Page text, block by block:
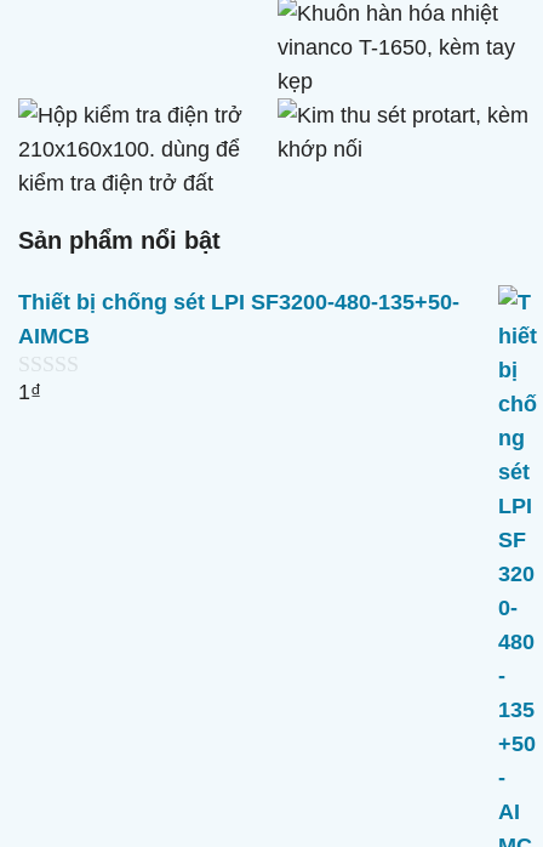
Sản phẩm nổi bật
Thiết bị chống sét LPI SF3200-480-135+50-
AIMCB
0
1₫